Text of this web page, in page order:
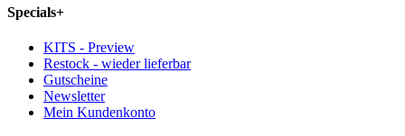
Specials+
KITS - Preview
Restock - wieder lieferbar
Gutscheine
Newsletter
Mein Kundenkonto